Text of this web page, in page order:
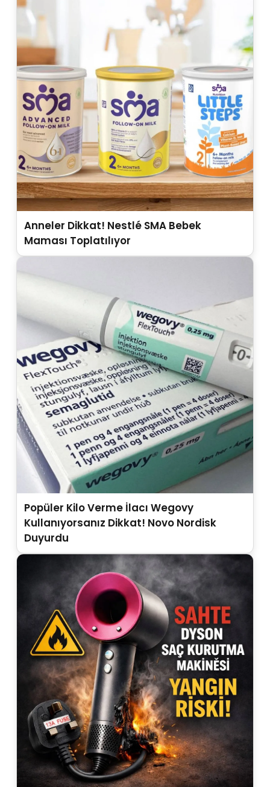
Anneler Dikkat! Nestlé SMA Bebek
Maması Toplatılıyor
Popüler Kilo Verme İlacı Wegovy
Kullanıyorsanız Dikkat! Novo Nordisk
Duyurdu